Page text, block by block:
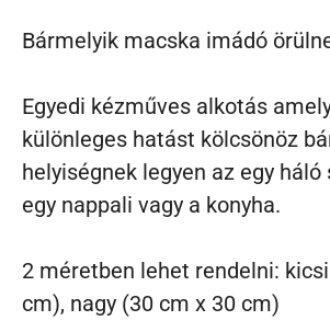
Bármelyik macska imádó
Egyedi kézműves alkotás
különleges hatást kölcsönöz
helyiségnek legyen az egy háló
egy nappali vagy a konyha.
2 méretben lehet rendelni:
cm), nagy (30 cm x 30 cm)